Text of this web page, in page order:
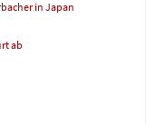
in Japan
ab